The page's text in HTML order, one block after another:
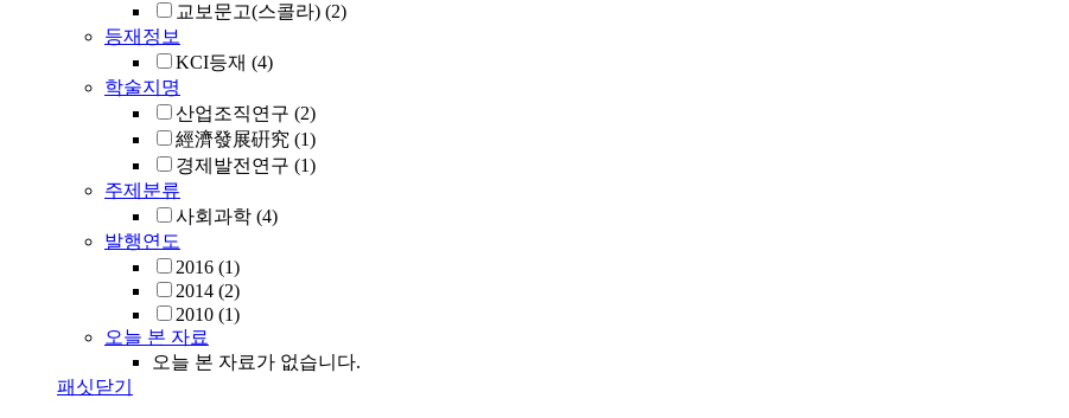
교보문고(스콜라) (2)
등재정보
KCI등재 (4)
학술지명
산업조직연구 (2)
經濟發展硏究 (1)
경제발전연구 (1)
주제분류
사회과학 (4)
발행연도
2016 (1)
2014 (2)
2010 (1)
오늘 본 자료
오늘 본 자료가 없습니다.
패싯닫기